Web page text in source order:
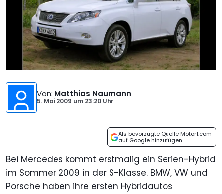
Von: Matthias Naumann
5. Mai 2009 um 23:20 Uhr
Als bevorzugte Quelle Motor1.com
auf Google hinzufügen
Bei Mercedes kommt erstmalig ein Serien-Hybrid
im Sommer 2009 in der S-Klasse. BMW, VW und
Porsche haben ihre ersten Hybridautos